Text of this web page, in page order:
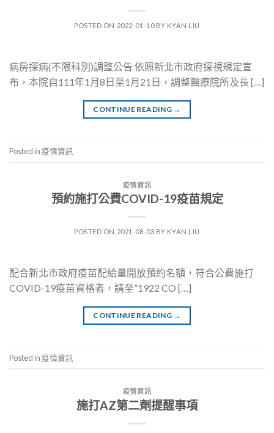
POSTED ON 2022-01-10BY KYAN.LIU
病房探病(不限科別)調整公告 依照新北市政府探視規定宣
布，本院自111年1月8日至1月21日，調整醫療院所及長 […]
CONTINUE READING →
Posted in疫情資訊
疫情資訊
預約施打公費COVID-19疫苗規定
POSTED ON 2021-08-03 BY KYAN.LIU
配合新北市政府疫苗配給量開放預約名額，符合公費施打
COVID-19疫苗資格者，請至”1922 CO […]
CONTINUE READING →
Posted in疫情資訊
疫情資訊
施打AZ第二劑提醒事項